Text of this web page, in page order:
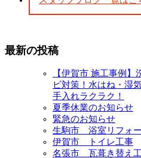
最新の投稿
【伊賀市 施工事例
ビ対策！水はね・湿
手入れラクラク！
夏季休業のお知らせ
緊急のお知らせ
生駒市 浴室リフォ
伊賀市 トイレ工事
名張市 瓦葺き替え